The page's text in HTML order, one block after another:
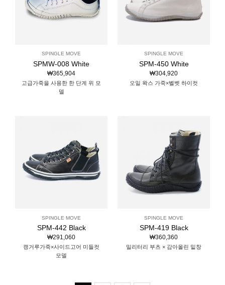
SPINGLE MOVE
SPMW-008 White
₩365,904
고급가죽을 사용한 한 단계 위 모
델
SPINGLE MOVE
SPM-450 White
₩304,920
오일 왁스 가죽×벨벳 하이컷
SPINGLE MOVE
SPM-442 Black
₩291,060
캥거루가죽×사이드고어 미들컷
모델
SPINGLE MOVE
SPM-419 Black
₩360,360
밀리터리 부츠 × 감아올린 밑창